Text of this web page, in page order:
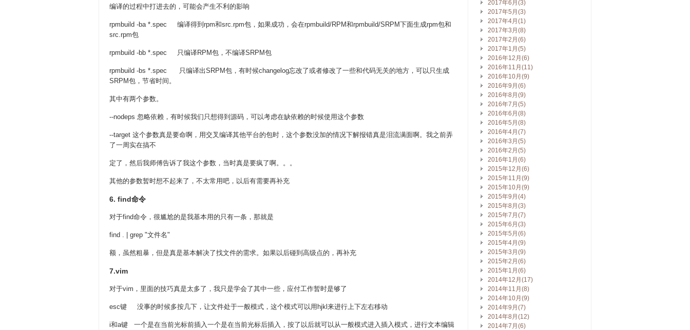
编译的过程中打进去的，可能会产生不利的影响
rpmbuild -ba *.spec 编译得到rpm和src.rpm包，如果成功，会在rpmbuild/RPM和rpmbuild/SRPM下面生成rpm包和
src.rpm包
rpmbuild -bb *.spec 只编译RPM包，不编译SRPM包
rpmbuild -bs *.spec 只编译出SRPM包，有时候changelog忘改了或者修改了一些和代码无关的地方，可以只生成
SRPM包，节省时间。
其中有两个参数。
--nodeps 忽略依赖，有时候我们只想得到源码，可以考虑在缺依赖的时候使用这个参数
--target 这个参数真是要命啊，用交叉编译其他平台的包时，这个参数没加的情况下解报错真是泪流满面啊。我之前弄
了一周实在搞不
定了，然后我师傅告诉了我这个参数，当时真是要疯了啊。。。
其他的参数暂时想不起来了，不太常用吧，以后有需要再补充
6. find命令
对于find命令，很尴尬的是我基本用的只有一条，那就是
find . | grep "文件名"
额，虽然粗暴，但是真是基本解决了找文件的需求。如果以后碰到高级点的，再补充
7.vim
对于vim，里面的技巧真是太多了，我只是学会了其中一些，应付工作暂时是够了
esc键 没事的时候多按几下，让文件处于一般模式，这个模式可以用hjkl来进行上下左右移动
i和a键 一个是在当前光标前插入一个是在当前光标后插入，按了以后就可以从一般模式进入插入模式，进行文本编辑
2017年6月(3)
2017年5月(3)
2017年4月(1)
2017年3月(8)
2017年2月(6)
2017年1月(5)
2016年12月(6)
2016年11月(11)
2016年10月(9)
2016年9月(6)
2016年8月(9)
2016年7月(5)
2016年6月(8)
2016年5月(8)
2016年4月(7)
2016年3月(5)
2016年2月(5)
2016年1月(6)
2015年12月(6)
2015年11月(9)
2015年10月(9)
2015年9月(4)
2015年8月(3)
2015年7月(7)
2015年6月(3)
2015年5月(6)
2015年4月(9)
2015年3月(9)
2015年2月(6)
2015年1月(6)
2014年12月(17)
2014年11月(8)
2014年10月(9)
2014年9月(7)
2014年8月(12)
2014年7月(6)